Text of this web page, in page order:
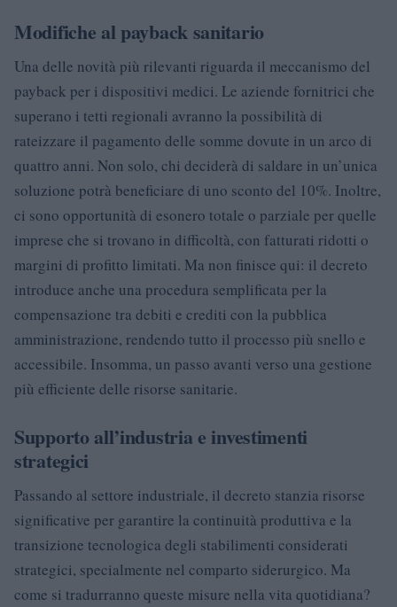
Modifiche al payback sanitario
Una delle novità più rilevanti riguarda il meccanismo del
payback per i dispositivi medici. Le aziende fornitrici che
superano i tetti regionali avranno la possibilità di
rateizzare il pagamento delle somme dovute in un arco di
quattro anni. Non solo, chi deciderà di saldare in un’unica
soluzione potrà beneficiare di uno sconto del 10%. Inoltre,
ci sono opportunità di esonero totale o parziale per quelle
imprese che si trovano in difficoltà, con fatturati ridotti o
margini di profitto limitati. Ma non finisce qui: il decreto
introduce anche una procedura semplificata per la
compensazione tra debiti e crediti con la pubblica
amministrazione, rendendo tutto il processo più snello e
accessibile. Insomma, un passo avanti verso una gestione
più efficiente delle risorse sanitarie.
Supporto all’industria e investimenti
strategici
Passando al settore industriale, il decreto stanzia risorse
significative per garantire la continuità produttiva e la
transizione tecnologica degli stabilimenti considerati
strategici, specialmente nel comparto siderurgico. Ma
come si tradurranno queste misure nella vita quotidiana?